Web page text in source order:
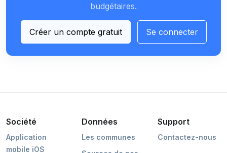
budgétaires.
Créer un compte gratuit Se connecter
Société
Application
mobile iOS
Données
Les communes
Support
Contactez-nous